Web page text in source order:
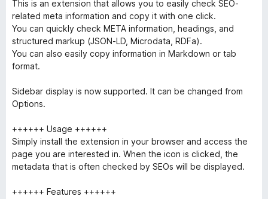
This is an extension that allows you to easily check SEO-
related meta information and copy it with one click.
You can quickly check META information, headings, and
structured markup (JSON-LD, Microdata, RDFa).
You can also easily copy information in Markdown or tab
format.
Sidebar display is now supported. It can be changed from
Options.
++++++ Usage ++++++
Simply install the extension in your browser and access the
page you are interested in. When the icon is clicked, the
metadata that is often checked by SEOs will be displayed.
++++++ Features ++++++